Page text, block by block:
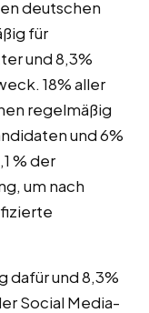
deutschen
für
und 8,3%
18% aller
regelmäßig
und 6%
% der
um nach
dafür und 8,3%
Social Media-